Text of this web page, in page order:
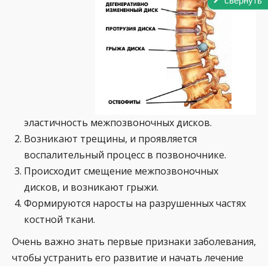
эластичность межпозвоночных дисков.
Возникают трещины, и проявляется
воспалительный процесс в позвоночнике.
Происходит смещение межпозвоночных
дисков, и возникают грыжи.
Формируются наросты на разрушенных частях
костной ткани.
Очень важно знать первые признаки заболевания,
чтобы устранить его развитие и начать лечение